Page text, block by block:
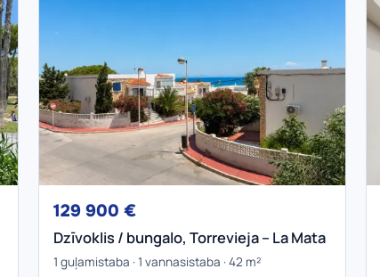
129 900 €
Dzīvoklis / bungalo, Torrevieja – La Mata
1 guļamistaba · 1 vannasistaba · 42 m²